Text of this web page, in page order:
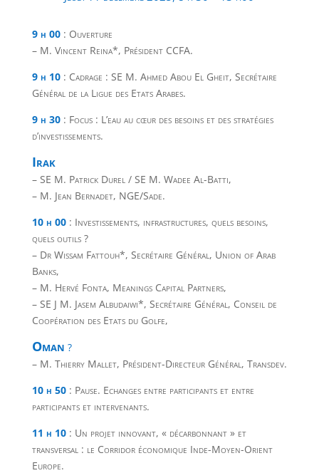
9 h 00: Ouverture
– M. Vincent Reina*, Président CCFA.
9 h 10: Cadrage : SE M. Ahmed Abou El Gheit, Secrétaire
Général de la Ligue des Etats Arabes.
9 h 30: Focus : L’eau au cœur des besoins et des stratégies
d’investissements.
Irak
– SE M. Patrick Durel / SE M. Wadee Al-Batti,
– M. Jean Bernadet, NGE/Sade.
10 h 00: Investissements, infrastructures, quels besoins,
quels outils ?
– Dr Wissam Fattouh*, Secrétaire Général, Union of Arab
Banks,
– M. Hervé Fonta, Meanings Capital Partners,
– SE J M. Jasem Albudaiwi*, Secrétaire Général, Conseil de
Coopération des Etats du Golfe,
Oman ?
– M. Thierry Mallet, Président-Directeur Général, Transdev.
10 h 50 : Pause. Echanges entre participants et entre
participants et intervenants.
11 h 10: Un projet innovant, « décarbonnant » et
transversal : le Corridor économique Inde-Moyen-Orient
Europe.